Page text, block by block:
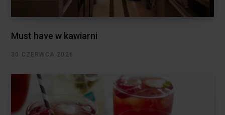
Must have w kawiarni
30 CZERWCA 2026